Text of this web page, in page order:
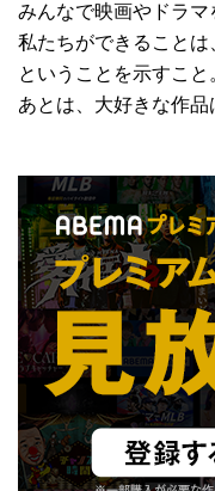
みんなで映画やドラマ
私たちができること
ということを示すこと
あとは、大好きな作品